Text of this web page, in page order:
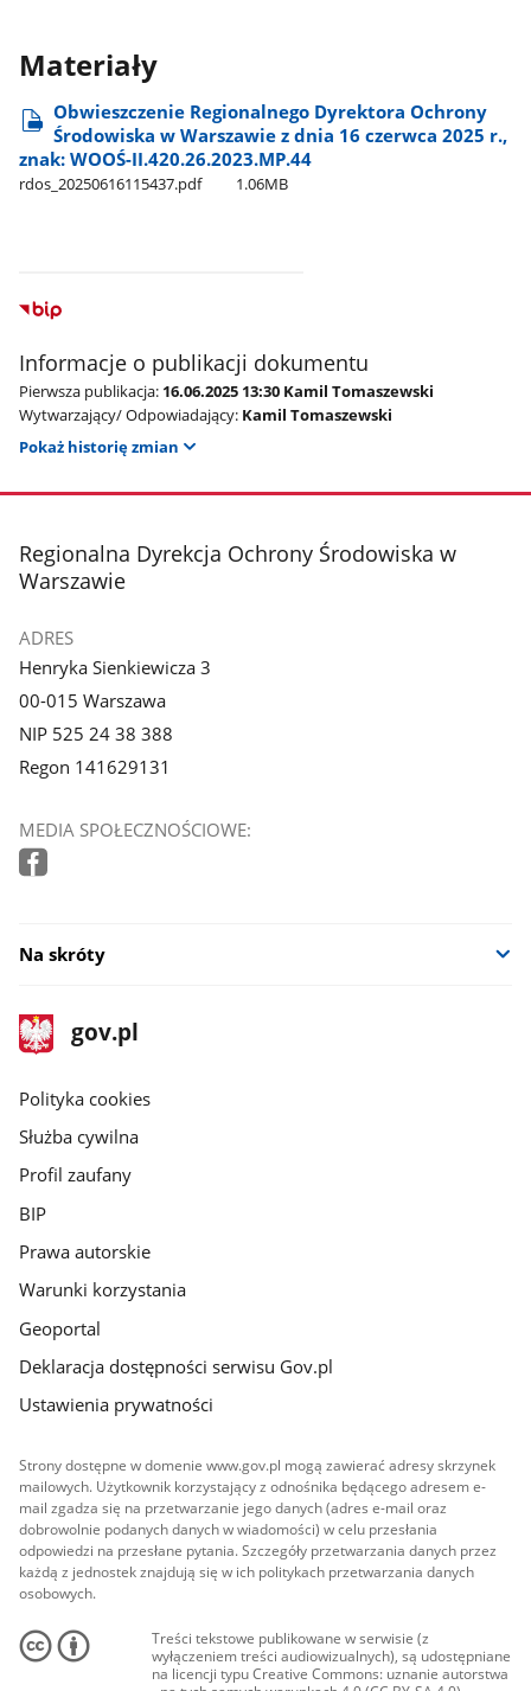
Materiały
Obwieszczenie Regionalnego Dyrektora Ochrony
Środowiska w Warszawie z dnia 16 czerwca 2025 r.,
znak: WOOŚ-II.420.26.2023.MP.44
rdos​_20250616115437.pdf 1.06MB
Informacje o publikacji dokumentu
Pierwsza publikacja: 16.06.2025 13:30 Kamil Tomaszewski
Wytwarzający/ Odpowiadający: Kamil Tomaszewski
Pokaż historię zmian
stopka
Regionalna Dyrekcja Ochrony Środowiska w
Warszawie
ADRES
Henryka Sienkiewicza 3
00-015 Warszawa
NIP 525 24 38 388
Regon 141629131
MEDIA SPOŁECZNOŚCIOWE:
Na skróty
stopka
gov.pl
Strona
gov.pl
gov.pl
Polityka cookies
Służba cywilna
Profil zaufany
BIP
Prawa autorskie
Warunki korzystania
Geoportal
Deklaracja dostępności serwisu Gov.pl
Ustawienia prywatności
Strony dostępne w domenie www.gov.pl mogą zawierać adresy skrzynek
mailowych. Użytkownik korzystający z odnośnika będącego adresem e-
mail zgadza się na przetwarzanie jego danych (adres e-mail oraz
dobrowolnie podanych danych w wiadomości) w celu przesłania
odpowiedzi na przesłane pytania. Szczegóły przetwarzania danych przez
każdą z jednostek znajdują się w ich politykach przetwarzania danych
osobowych.
Treści tekstowe publikowane w serwisie (z
wyłączeniem treści audiowizualnych), są udostępniane
na licencji typu Creative Commons: uznanie autorstwa